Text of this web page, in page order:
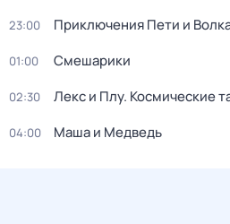
23:00 Приключения Пети и
01:00 Смешарики
02:30 Лекс и Плу. Космические
04:00 Маша и Медведь